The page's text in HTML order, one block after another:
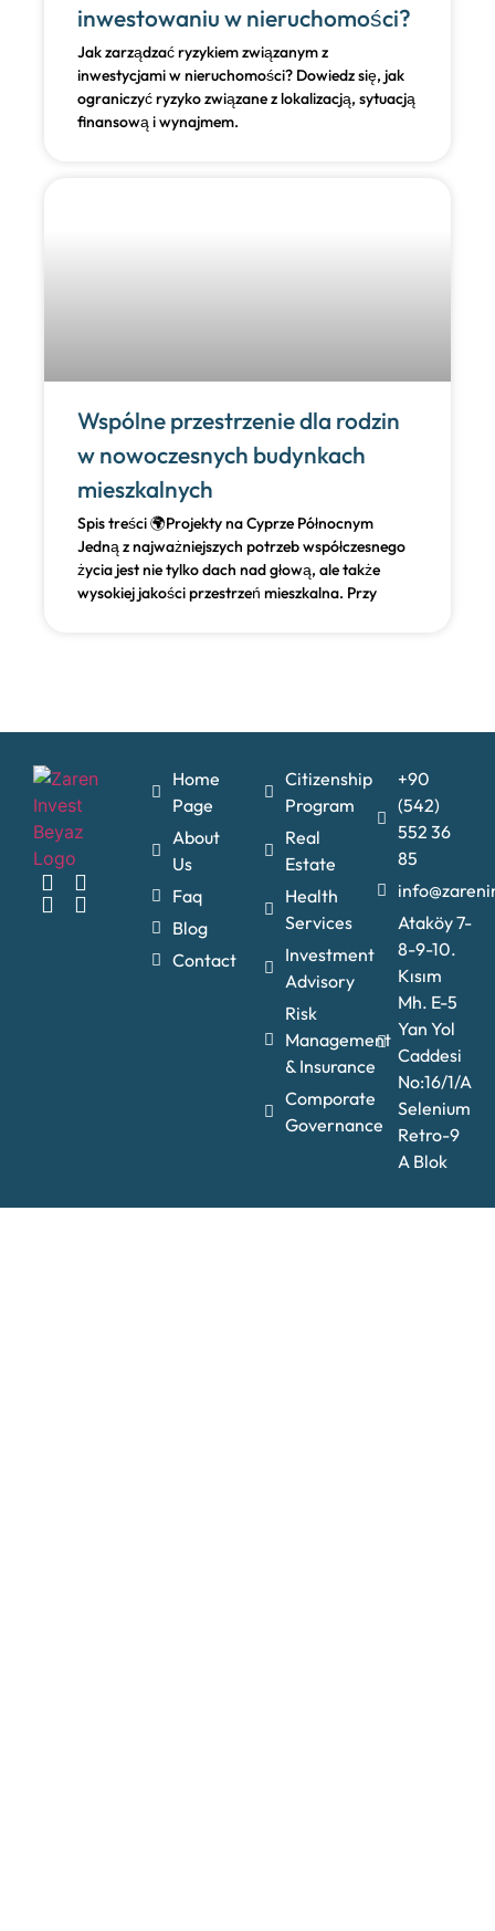
inwestowaniu w nieruchomości?
Jak zarządzać ryzykiem związanym z
inwestycjami w nieruchomości? Dowiedz się, jak
ograniczyć ryzyko związane z lokalizacją, sytuacją
finansową i wynajmem.
Wspólne przestrzenie dla rodzin
w nowoczesnych budynkach
mieszkalnych
Spis treści 🌍Projekty na Cyprze Północnym
Jedną z najważniejszych potrzeb współczesnego
życia jest nie tylko dach nad głową, ale także
wysokiej jakości przestrzeń mieszkalna. Przy
Home
Page
About
Us
Faq
Blog
Contact
Citizenship
Program
Real
Estate
Health
Services
Investment
Advisory
Risk
Management
& Insurance
Comporate
Governance
+90
(542)
552 36
85
Ataköy 7-
8-9-10.
Kısım
Mh. E-5
Yan Yol
Caddesi
No:16/1/A
Selenium
Retro-9
A Blok